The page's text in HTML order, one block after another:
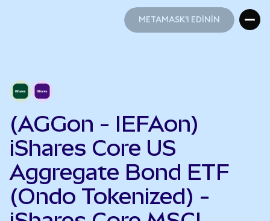
METAMASK'I EDİNİN
(AGGon - IEFAon)
iShares Core US
Aggregate Bond ETF
(Ondo Tokenized) -